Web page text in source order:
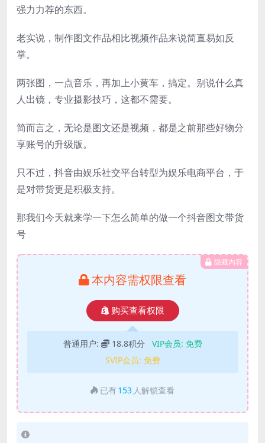
强力力荐的东西。
老实说，制作图文作品相比视频作品来说简直易如反
掌。
两张图，一点音乐，再加上小黄车，搞定。别说什么真
人出镜，专业摄影技巧，这都不需要。
简而言之，无论是图文还是视频，都是之前那些好物分
享账号的升级版。
只不过，抖音由娱乐社交平台转型为娱乐电商平台，于
是对带货更是积极支持。
那我们今天就来学一下怎么简单的做一个抖音图文带货
号
隐藏内容
本内容需权限查看
购买查看权限
普通用户: 18.8积分 VIP会员: 免费
SVIP会员: 免费
已有 153 人解锁查看